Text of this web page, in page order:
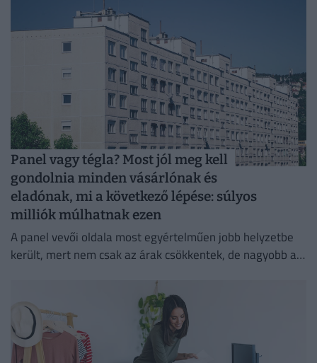
Panel vagy tégla? Most jól meg kell
gondolnia minden vásárlónak és
eladónak, mi a következő lépése: súlyos
milliók múlhatnak ezen
A panel vevői oldala most egyértelműen jobb helyzetbe
került, mert nem csak az árak csökkentek, de nagyobb az